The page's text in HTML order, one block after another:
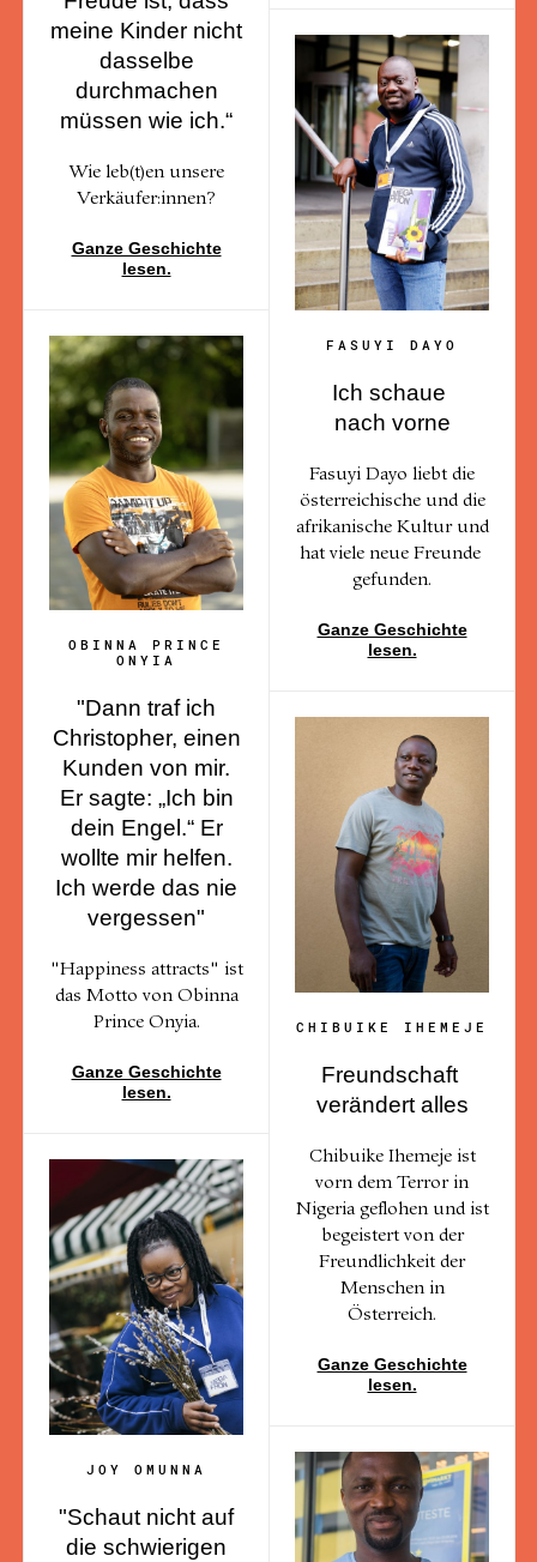
meine Kinder nicht
dasselbe
durchmachen
müssen wie ich.“
Wie leb(t)en unsere
Verkäufer:innen?
Ganze Geschichte
lesen.
OBINNA PRINCE
ONYIA
"Dann traf ich
Christopher, einen
Kunden von mir.
Er sagte: „Ich bin
dein Engel.“ Er
wollte mir helfen.
Ich werde das nie
vergessen"
"Happiness attracts" ist
das Motto von Obinna
Prince Onyia.
Ganze Geschichte
lesen.
JOY OMUNNA
"Schaut nicht auf
die schwierigen
FASUYI DAYO
Ich schaue
nach vorne
Fasuyi Dayo liebt die
österreichische und die
afrikanische Kultur und
hat viele neue Freunde
gefunden.
Ganze Geschichte
lesen.
CHIBUIKE IHEMEJE
Freundschaft
verändert alles
Chibuike Ihemeje ist
vorn dem Terror in
Nigeria geflohen und ist
begeistert von der
Freundlichkeit der
Menschen in
Österreich.
Ganze Geschichte
lesen.